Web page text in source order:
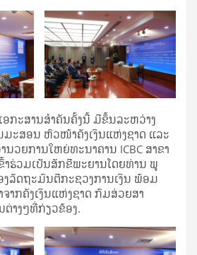
ກະສານສຳຄັນຄັ້ງນີ້ ມີຂຶ້ນລະຫວ່າງ
ະສອນ ຫົວໜ້າຄັງເງິນແຫ່ງຊາດ ແລະ
ນວຍການໃຫຍ່ທະນາຄານ ICBC ສາຂາ
າຮ່ວມເປັນສັກຂີພະຍານໂດຍທ່ານ ພູ
ລັດຖະມົນຕີກະຊວງການເງິນ ພ້ອມ
າກຄັງເງິນແຫ່ງຊາດ ກົມສ່ວຍສາ
າງໆທີ່ກ່ຽວຂ້ອງ.